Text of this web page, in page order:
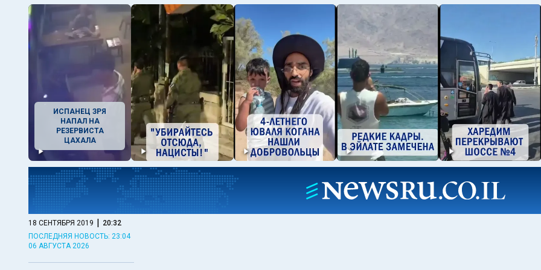
ИСПАНЕЦ ЗРЯ
НАПАЛ НА
РЕЗЕРВИСТА
ЦАХАЛА
18 СЕНТЯБРЯ 2019 | 20:32
ПОСЛЕДНЯЯ НОВОСТЬ: 23:04
06 АВГУСТА 2026